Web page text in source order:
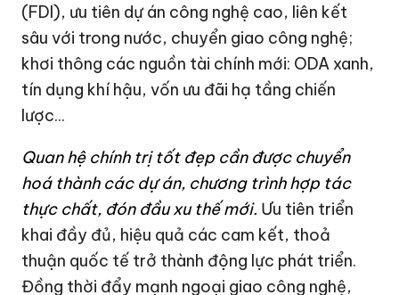
(FDI), ưu tiên dự án công nghệ cao, liên kết
sâu với trong nước, chuyển giao công nghệ;
khơi thông các nguồn tài chính mới: ODA xanh,
tín dụng khí hậu, vốn ưu đãi hạ tầng chiến
lược...
Quan hệ chính trị tốt đẹp cần được chuyển
hoá thành các dự án, chương trình hợp tác
thực chất, đón đầu xu thế mới. Ưu tiên triển
khai đầy đủ, hiệu quả các cam kết, thoả
thuận quốc tế trở thành động lực phát triển.
Đồng thời đẩy mạnh ngoại giao công nghệ,